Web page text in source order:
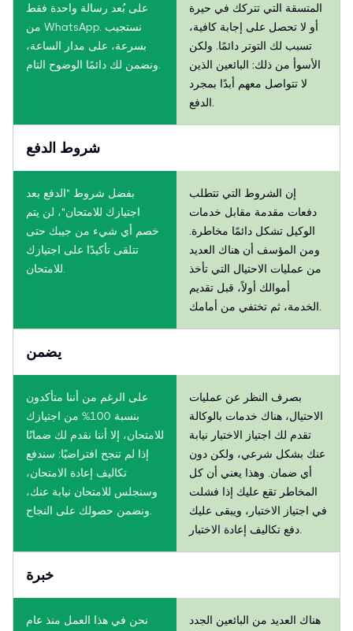
على بُعد رسالة واحدة فقط
من WhatsApp. نستجيب
بسرعة، على مدار الساعة،
المتسقة التي تتركك في حيرة
أو لا تحصل على إجابة كافية،
تسبب لك التوتر دائمًا. ولكن
الأسوأ من ذلك: البائعين الذين
لا تتواصل معهم أبدًا بمجرد
شروط الدفع
بفضل شروط "الدفع بعد
اجتيازك للامتحان"، لن يتم
خصم أي شيء من جيبك حتى
تتلقى تأكيدًا على اجتيازك
إن الشروط التي تتطلب
دفعات مقدمة مقابل خدمات
الوكيل تشكل دائمًا مخاطرة.
ومن المؤسف أن هناك العديد
من عمليات الاحتيال التي تأخذ
أموالك أولاً، قبل تقديم
يضمن
على الرغم من أننا متأكدون
بنسبة 100% من اجتيازك
للامتحان، إلا أننا نقدم لك ضمانًا
إذا لم تنجح افتراضيًا: سندفع
تكاليف إعادة الامتحان،
وسنجلس للامتحان نيابة عنك،
بصرف النظر عن عمليات
الاحتيال، هناك خدمات بالوكالة
تقدم لك اجتياز الاختبار نيابة
عنك بشكل شرعي، ولكن دون
أي ضمان. وهذا يعني أن كل
المخاطر تقع عليك إذا فشلت
في اجتياز الاختبار، ويبقى عليك
خبرة
نحن في هذا العمل منذ عام
هناك العديد من البائعين الجدد